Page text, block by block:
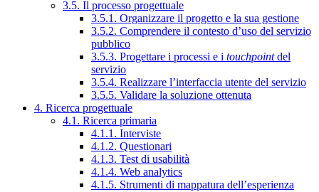
3.5. Il processo progettuale
3.5.1. Organizzare il progetto e la sua gestione
3.5.2. Comprendere il contesto d’uso del servizio
pubblico
3.5.3. Progettare i processi e i touchpointdel
servizio
3.5.4. Realizzare l’interfaccia utente del servizio
3.5.5. Validare la soluzione ottenuta
4. Ricerca progettuale
4.1. Ricerca primaria
4.1.1. Interviste
4.1.2. Questionari
4.1.3. Test di usabilità
4.1.4. Web analytics
4.1.5. Strumenti di mappatura dell’esperienza